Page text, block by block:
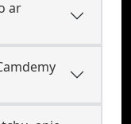
ar